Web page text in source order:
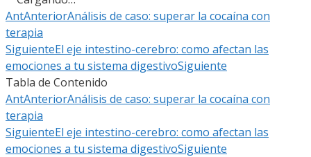
AntAnteriorAnálisis de caso: superar la cocaína con
terapia
SiguienteEl eje intestino-cerebro: como afectan las
emociones a tu sistema digestivoSiguiente
Tabla de Contenido
AntAnteriorAnálisis de caso: superar la cocaína con
terapia
SiguienteEl eje intestino-cerebro: como afectan las
emociones a tu sistema digestivoSiguiente